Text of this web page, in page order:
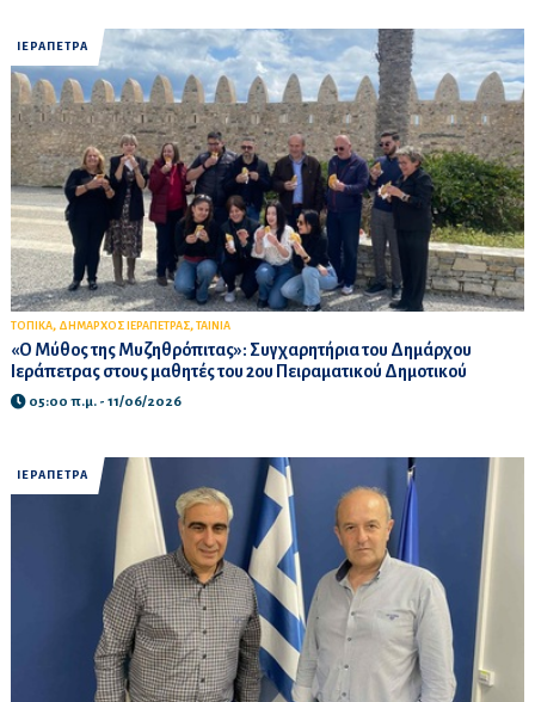
ΙΕΡΑΠΕΤΡΑ
ΤΟΠΙΚΑ, ΔΗΜΑΡΧΟΣ ΙΕΡΑΠΕΤΡΑΣ, ΤΑΙΝΙΑ
«Ο Μύθος της Μυζηθρόπιτας»: Συγχαρητήρια του Δημάρχου
Ιεράπετρας στους μαθητές του 2ου Πειραματικού Δημοτικού
05:00 π.μ. - 11/06/2026
ΙΕΡΑΠΕΤΡΑ